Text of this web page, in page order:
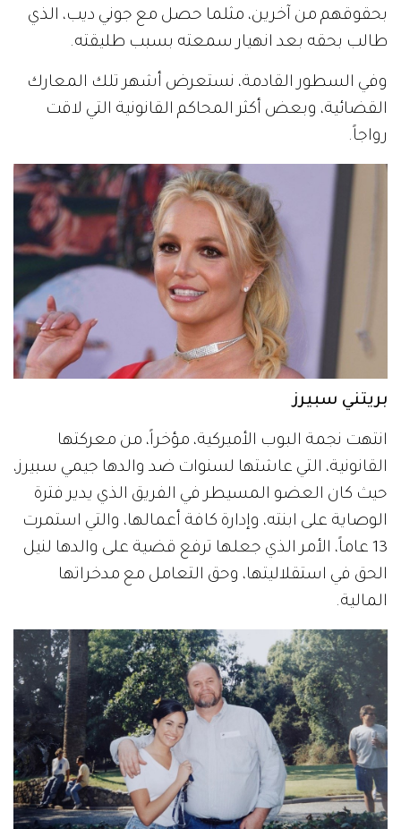
بحقوقهم من آخرين، مثلما حصل مع جوني ديب، الذي
طالب بحقه بعد انهيار سمعته بسبب طليقته.
وفي السطور القادمة، نستعرض أشهر تلك المعارك
القضائية، وبعض أكثر المحاكم القانونية التي لاقت
رواجاً.
بريتني سبيرز
انتهت نجمة البوب الأميركية، مؤخراً، من معركتها
القانونية، التي عاشتها لسنوات ضد والدها جيمي سبيرز،
حيث كان العضو المسيطر في الفريق الذي يدير فترة
الوصاية على ابنته، وإدارة كافة أعمالها، والتي استمرت
13 عاماً، الأمر الذي جعلها ترفع قضية على والدها لنيل
الحق في استقلاليتها، وحق التعامل مع مدخراتها
المالية.